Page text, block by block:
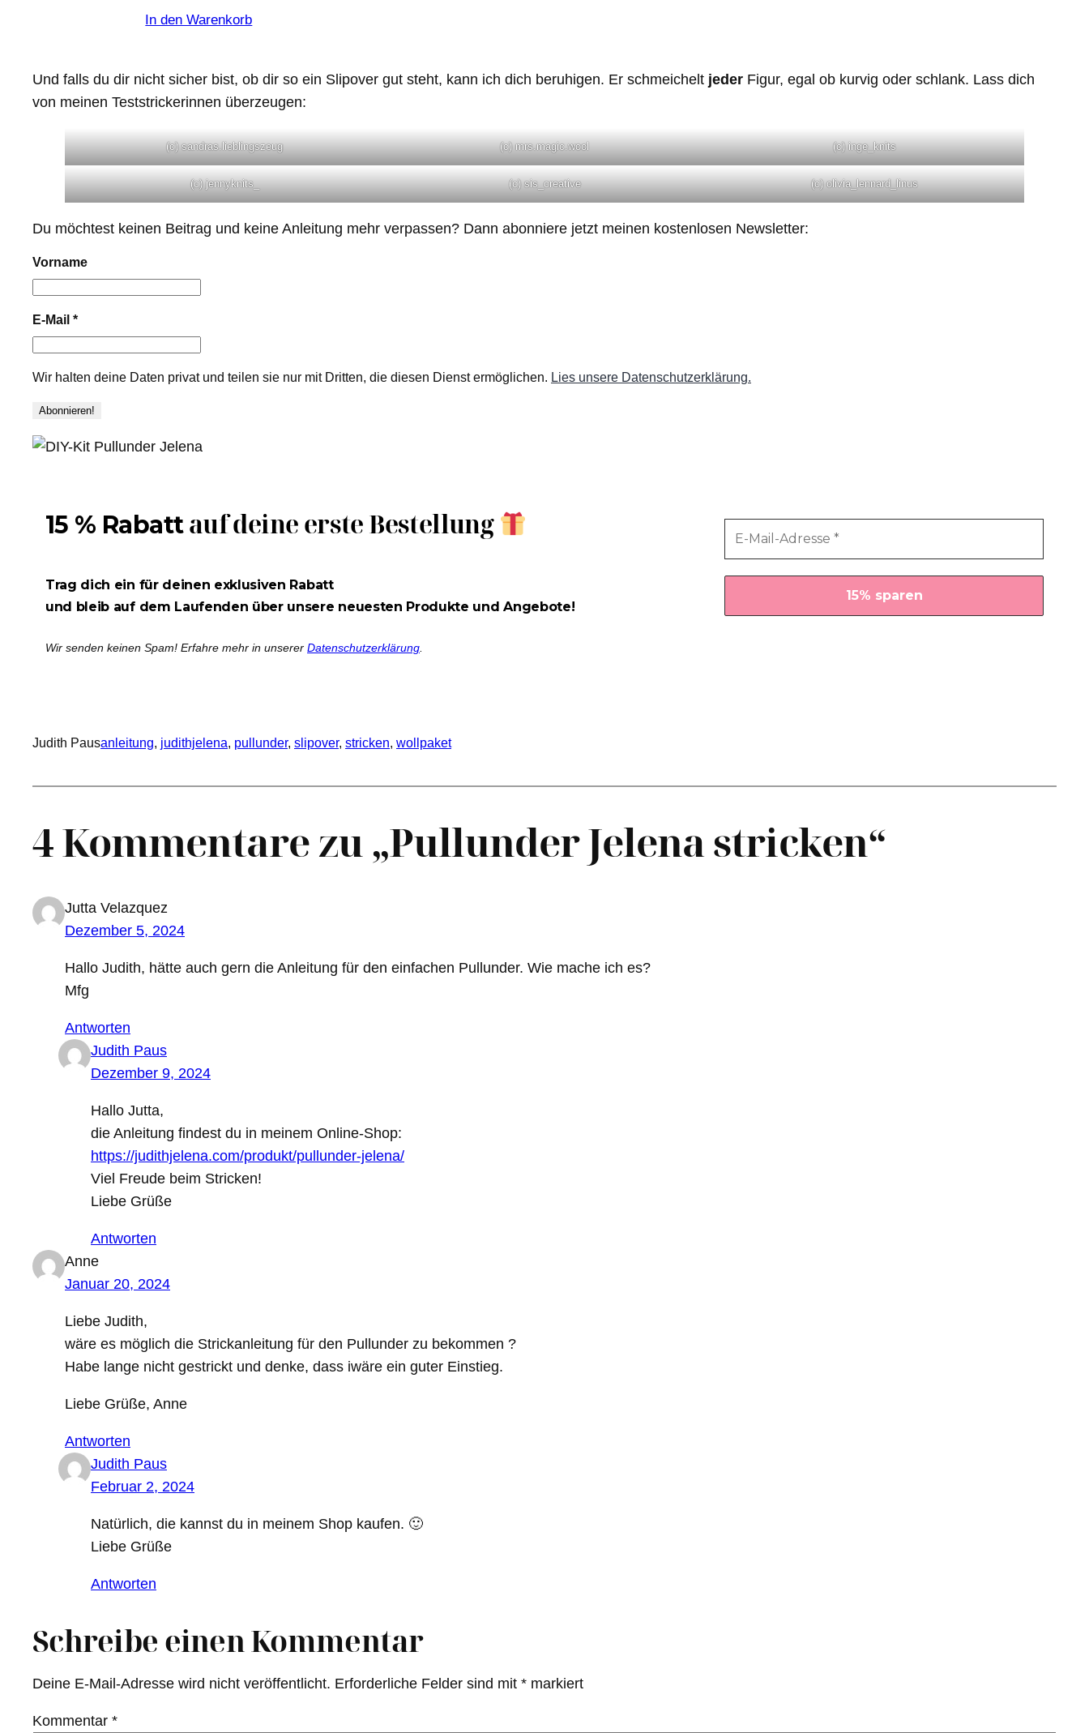
von 5,
Kundenbewertungen
In den Warenkorb
Und falls du dir nicht sicher bist, ob dir so ein Slipover gut steht, kann ich dich beruhigen. Er schmeichelt jeder Figur, egal ob kurvig oder schlank. Lass dich
von meinen Teststrickerinnen überzeugen:
(c) sandras.lieblingszeug (c) mrs.magic.wool (c) inge_knits
(c) jennyknits_ (c) sis_creative (c) olivia_lennard_linus
Du möchtest keinen Beitrag und keine Anleitung mehr verpassen? Dann abonniere jetzt meinen kostenlosen Newsletter:
Vorname
E-Mail *
Wir halten deine Daten privat und teilen sie nur mit Dritten, die diesen Dienst ermöglichen. Lies unsere Datenschutzerklärung.
15 % Rabattauf deine erste Bestellung
Trag dich ein für deinen exklusiven Rabatt
und bleib auf dem Laufenden über unsere neuesten Produkte und Angebote!
Wir senden keinen Spam! Erfahre mehr in unserer Datenschutzerklärung.
Judith Pausanleitung, judithjelena, pullunder, slipover, stricken, wollpaket
4 Kommentare zu „Pullunder Jelena stricken“
Jutta Velazquez
Dezember 5, 2024
Hallo Judith, hätte auch gern die Anleitung für den einfachen Pullunder. Wie mache ich es?
Mfg
Antworten
Judith Paus
Dezember 9, 2024
Hallo Jutta,
die Anleitung findest du in meinem Online-Shop:
https://judithjelena.com/produkt/pullunder-jelena/
Viel Freude beim Stricken!
Liebe Grüße
Antworten
Anne
Januar 20, 2024
Liebe Judith,
wäre es möglich die Strickanleitung für den Pullunder zu bekommen ?
Habe lange nicht gestrickt und denke, dass iwäre ein guter Einstieg.
Liebe Grüße, Anne
Antworten
Judith Paus
Februar 2, 2024
Natürlich, die kannst du in meinem Shop kaufen. 🙂
Liebe Grüße
Antworten
Schreibe einen Kommentar
Deine E-Mail-Adresse wird nicht veröffentlicht. Erforderliche Felder sind mit * markiert
Kommentar *